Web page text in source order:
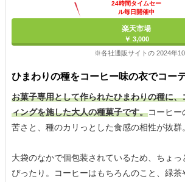
24時間タイムセー
ル毎日開催中
楽天市場
￥ 3,000
※各社通販サイトの 2024年
ひまわりの種をコーヒー味の衣でコー
お菓子専用として作られたひまわりの種に
ィングを施した大人の種菓子です。コーヒー
苦さと、種のカリっとした食感の相性が抜群。
大袋のなかで個包装されているため、ちょっ
ぴったり。コーヒーはもちろんのこと、緑